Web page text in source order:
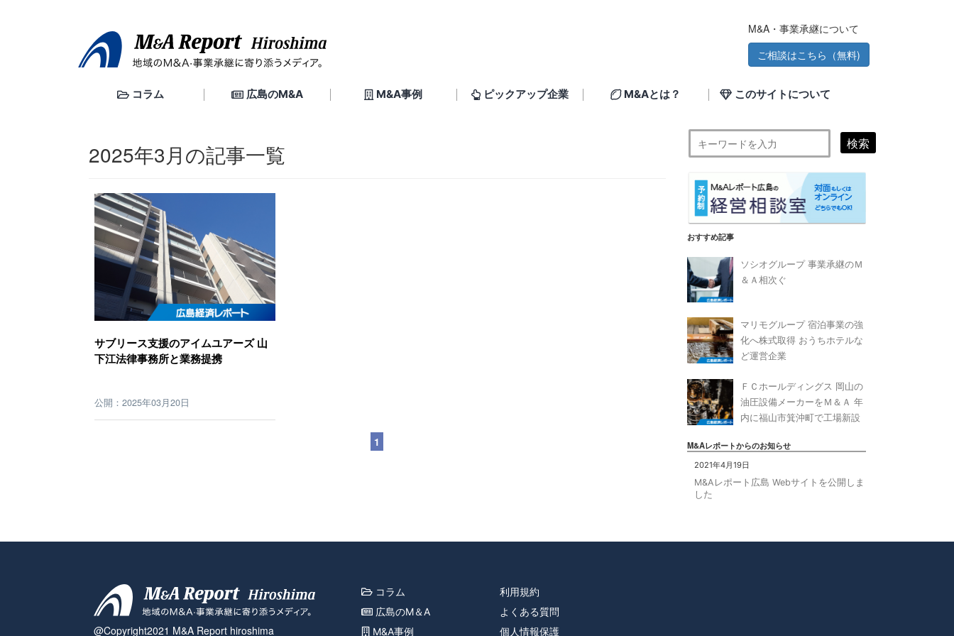
テ
ン
M&A・事業承継について
ご相談はこちら（無料)
コラム 広島のM&A M&A事例 ピックアップ企業 M&Aとは？ このサイトについて
2025年3月の記事一覧
サブリース支援のアイムユアーズ 山
下江法律事務所と業務提携
公開：2025年03月20日
1
検索
おすすめ記事
ソシオグループ 事業承継のＭ
＆Ａ相次ぐ
マリモグループ 宿泊事業の強
化へ株式取得 おうちホテルな
ど運営企業
ＦＣホールディングス 岡山の
油圧設備メーカーをＭ＆Ａ 年
内に福山市箕沖町で工場新設
M&Aレポートからのお知らせ
2021年4月19日
M&Aレポート広島 Webサイトを公開しま
した
@Copyright2021 M&A Report hiroshima
コラム
広島のM＆A
M&A事例
利用規約
よくある質問
個人情報保護